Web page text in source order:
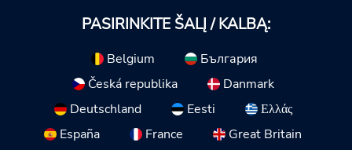
PASIRINKITE ŠALĮ / KALBĄ:
Belgium
България
Česká republika
Danmark
Deutschland
Eesti
Ελλάς
España
France
Great Britain